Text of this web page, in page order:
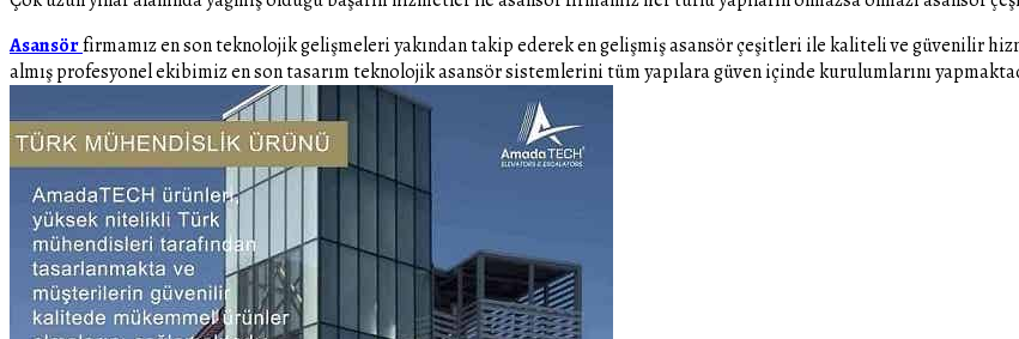
Asansörfirmamız en son teknolojik gelişmeleri yakından takip ederek en gelişmiş asansör çeşitleri ile kaliteli ve güvenilir
almış profesyonel ekibimiz en son tasarım teknolojik asansör sistemlerini tüm yapılara güven içinde kurulumlarını